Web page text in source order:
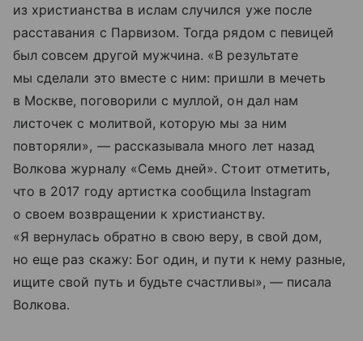
из христианства в ислам случился уже после
расставания с Парвизом. Тогда рядом с певицей
был совсем другой мужчина. «В результате
мы сделали это вместе с ним: пришли в мечеть
в Москве, поговорили с муллой, он дал нам
листочек с молитвой, которую мы за ним
повторяли», — рассказывала много лет назад
Волкова журналу «Семь дней». Стоит отметить,
что в 2017 году артистка сообщила Instagram
о своем возвращении к христианству.
«Я вернулась обратно в свою веру, в свой дом,
но еще раз скажу: Бог один, и пути к нему разные,
ищите свой путь и будьте счастливы», — писала
Волкова.